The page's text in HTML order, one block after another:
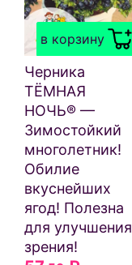
в корзину
Черника
ТЁМНАЯ
НОЧЬ® —
Зимостойкий
многолетник!
Обилие
вкуснейших
ягод! Полезна
для улучшения
зрения!